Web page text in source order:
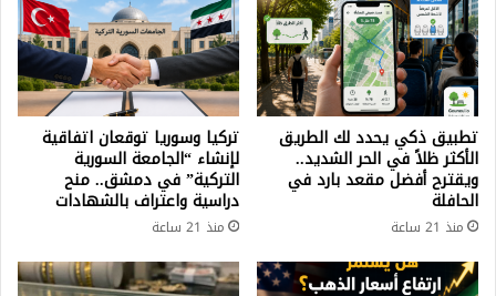
تطبيق ذكي يحدد لك الطريق
الأكثر ظلاً في الحر الشديد..
ويقترح أفضل مقعد بارد في
الحافلة
منذ 21 ساعة
تركيا وسوريا توقعان اتفاقية
لإنشاء “الجامعة السورية
التركية” في دمشق.. منح
دراسية واعتراف بالشهادات
منذ 21 ساعة